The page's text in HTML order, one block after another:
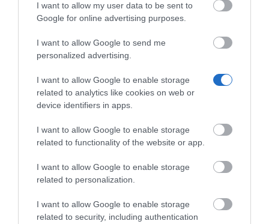
I want to allow my user data to be sent to
Google for online advertising purposes.
I want to allow Google to send me
personalized advertising.
I want to allow Google to enable storage
related to analytics like cookies on web or
device identifiers in apps.
I want to allow Google to enable storage
related to functionality of the website or app.
I want to allow Google to enable storage
related to personalization.
I want to allow Google to enable storage
related to security, including authentication
Σχετικά προϊόντα